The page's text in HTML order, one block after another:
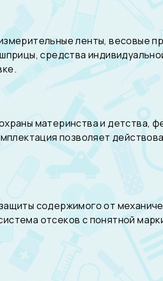
ленты, весовые
средства
материнства и детства,
позволяет
содержимого от
отсеков с понятной